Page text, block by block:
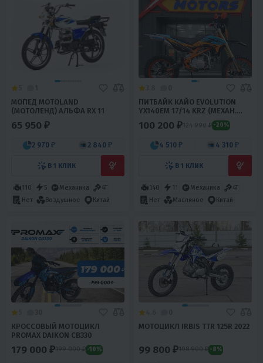
МОПЕД MOTOLAND
(МОТОЛЕНД) АЛЬФА RX 11
65 950 ₽
2 970 ₽ 2 840 ₽
В 1 КЛИК
110 5 Механика
4T
Нет
Воздушное Китай
ПИТБАЙК КАЙО EVOLUTION
YX140EM 17/14 KRZ (МЕХАН.
СЦЕПЛ., ЭЛ. СТАРТЕР 2022 Г.)
100 200 ₽124 990 ₽ -20%
4 510 ₽ 4 310 ₽
В 1 КЛИК
140 11 Механика
4T
Нет
Масляное Китай
КРОССОВЫЙ МОТОЦИКЛ
PROMAX DAIKON CB330
179 000 ₽199 000 ₽ -10%
МОТОЦИКЛ IRBIS TTR 125R 2022
99 800 ₽108 900 ₽ -8%